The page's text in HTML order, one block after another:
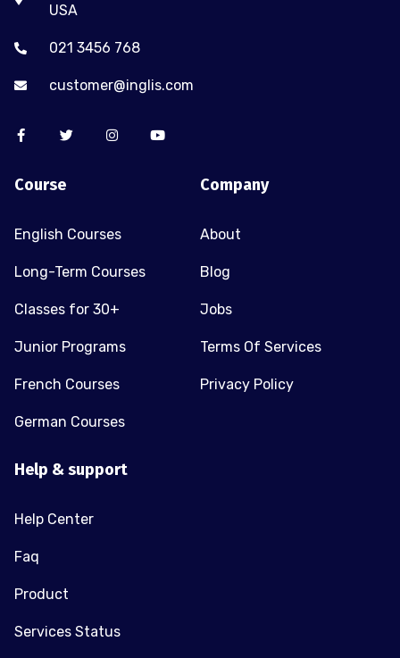
USA
021 3456 768
customer@inglis.com
Course
English Courses
Long-Term Courses
Classes for 30+
Junior Programs
French Courses
German Courses
Company
About
Blog
Jobs
Terms Of Services
Privacy Policy
Help & support
Help Center
Faq
Product
Services Status